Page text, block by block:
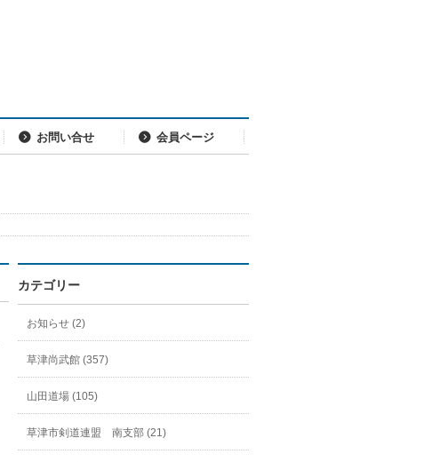
お問い合せ 会員ページ
カテゴリー
お知らせ (2)
草津尚武館 (357)
山田道場 (105)
草津市剣道連盟 南支部 (21)